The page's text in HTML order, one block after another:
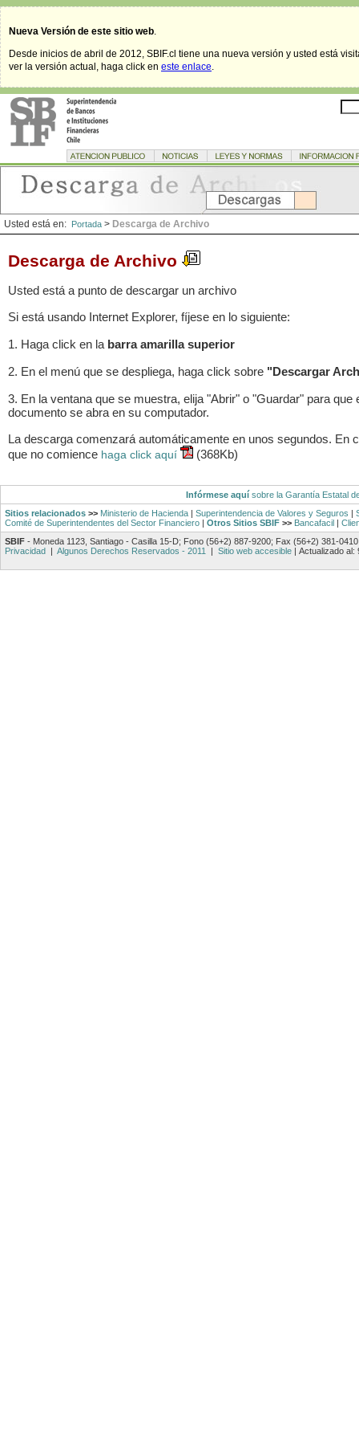
Nueva Versión de este sitio web.
Desde inicios de abril de 2012, SBIF.cl tiene una nueva versión y usted está
ver la versión actual, haga click en este enlace.
Usted está en: Portada > Descarga de Archivo
Descarga de Archivo
Usted está a punto de descargar un archivo
Si está usando Internet Explorer, fíjese en lo siguiente:
1. Haga click en la barra amarilla superior
2. En el menú que se despliega, haga click sobre "Descargar
3. En la ventana que se muestra, elija "Abrir" o "Guardar" para que
documento se abra en su computador.
La descarga comenzará automáticamente en unos segundos. En
que no comience haga click aquí (368Kb)
Infórmese aquísobre la Garantía Estatal
Sitios relacionados >> Ministerio de Hacienda | Superintendencia de Valores y Seguros |
Comité de Superintendentes del Sector Financiero | Otros Sitios SBIF >> Bancafacil |
SBIF - Moneda 1123, Santiago - Casilla 15-D; Fono (56+2) 887-9200; Fax (56+2) 381-0410
Privacidad | Algunos Derechos Reservados - 2011 | Sitio web accesible | Actualizado al: